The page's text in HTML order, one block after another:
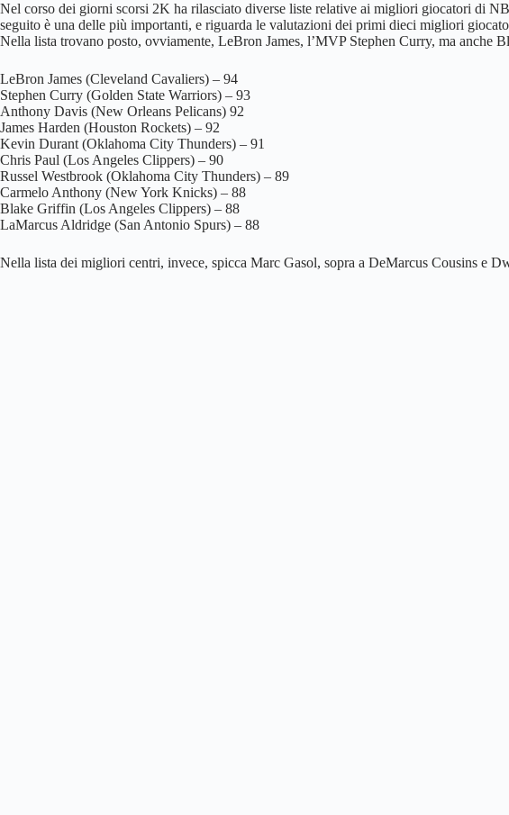
Nel corso dei giorni scorsi 2K ha rilasciato diverse liste relative ai migliori giocatori di
seguito è una delle più importanti, e riguarda le valutazioni dei primi dieci migliori
Nella lista trovano posto, ovviamente, LeBron James, l’MVP Stephen Curry, ma anche
LeBron James (Cleveland Cavaliers) – 94
Stephen Curry (Golden State Warriors) – 93
Anthony Davis (New Orleans Pelicans) 92
James Harden (Houston Rockets) – 92
Kevin Durant (Oklahoma City Thunders) – 91
Chris Paul (Los Angeles Clippers) – 90
Russel Westbrook (Oklahoma City Thunders) – 89
Carmelo Anthony (New York Knicks) – 88
Blake Griffin (Los Angeles Clippers) – 88
LaMarcus Aldridge (San Antonio Spurs) – 88
Nella lista dei migliori centri, invece, spicca Marc Gasol, sopra a DeMarcus Cousins e